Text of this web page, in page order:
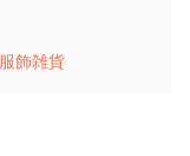
服飾雑貨